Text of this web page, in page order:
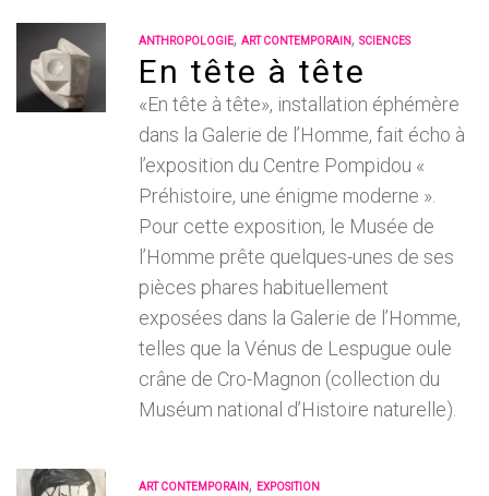
ANTHROPOLOGIE, ART CONTEMPORAIN , SCIENCES
En tête à tête
«En tête à tête», installation éphémère
dans la Galerie de l’Homme, fait écho à
l’exposition du Centre Pompidou «
Préhistoire, une énigme moderne ».
Pour cette exposition, le Musée de
l’Homme prête quelques-unes de ses
pièces phares habituellement
exposées dans la Galerie de l’Homme,
telles que la Vénus de Lespugue oule
crâne de Cro-Magnon (collection du
Muséum national d’Histoire naturelle).
ART CONTEMPORAIN , EXPOSITION